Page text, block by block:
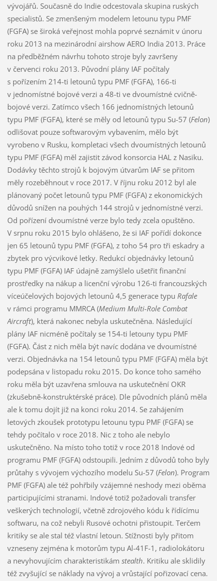
vývojářů. Současně do Indie odcestovala skupina ruských
specialistů. Se zmenšeným modelem letounu typu PMF
(FGFA) se široká veřejnost mohla poprvé seznámit v únoru
roku 2013 na mezinárodní airshow AERO India 2013. Práce
na předběžném návrhu tohoto stroje byly završeny
v červenci roku 2013. Původní plány IAF počítaly
s pořízením 214-ti letounů typu PMF (FGFA), 166-ti
v jednomístné bojové verzi a 48-ti ve dvoumístné cvičně-
bojové verzi. Zatímco všech 166 jednomístných letounů
typu PMF (FGFA), které se měly od letounů typu Su-57 (Felon)
odlišovat pouze softwarovým vybavením, mělo být
vyrobeno v Rusku, kompletaci všech dvoumístných letounů
typu PMF (FGFA) měl zajistit závod konsorcia HAL z Nasiku.
Dodávky těchto strojů k bojovým útvarům IAF se přitom
měly rozeběhnout v roce 2017. V říjnu roku 2012 byl ale
plánovaný počet letounů typu PMF (FGFA) z ekonomických
důvodů snížen na pouhých 144 strojů v jednomístné verzi.
Od pořízení dvoumístné verze bylo tedy zcela opuštěno.
V srpnu roku 2015 bylo ohlášeno, že si IAF pořídí dokonce
jen 65 letounů typu PMF (FGFA), z toho 54 pro tři eskadry a
zbytek pro výcvikové letky. Redukcí objednávky letounů
typu PMF (FGFA) IAF údajně zamýšlelo ušetřit finanční
prostředky na nákup a licenční výrobu 126-ti francouzských
víceúčelových bojových letounů 4,5 generace typu Rafale
v rámci programu MMRCA (Medium Multi-Role Combat
Aircraft), která nakonec nebyla uskutečněna. Následující
plány IAF nicméně počítaly se 154-ti letouny typu PMF
(FGFA). Část z nich měla být navíc dodána ve dvoumístné
verzi. Objednávka na 154 letounů typu PMF (FGFA) měla být
podepsána v listopadu roku 2015. Do konce toho samého
roku měla být uzavřena smlouva na uskutečnění OKR
(zkušebně-konstruktérské práce). Dle původních plánů měla
ale k tomu dojít již na konci roku 2014. Se zahájením
letových zkoušek prototypu letounu typu PMF (FGFA) se
tehdy počítalo v roce 2018. Nic z toho ale nebylo
uskutečněno. Na místo toho totiž v roce 2018 Indové od
programu PMF (FGFA) odstoupili. Jedním z důvodů toho byly
průtahy s vývojem výchozího modelu Su-57 (Felon). Program
PMF (FGFA) ale též pohřbily vzájemné neshody mezi oběma
participujícími stranami. Indové totiž požadovali transfer
veškerých technologií, včetně zdrojového kódu k řídícímu
softwaru, na což nebyli Rusové ochotni přistoupit. Terčem
kritiky se ale stal též vlastní letoun. Stížnosti byly přitom
vzneseny zejména k motorům typu Al-41F-1, radiolokátoru
a nevyhovujícím charakteristikám stealth. Kritiku ale sklidily
též zvyšující se náklady na vývoj a vrůstající pořizovací cena.